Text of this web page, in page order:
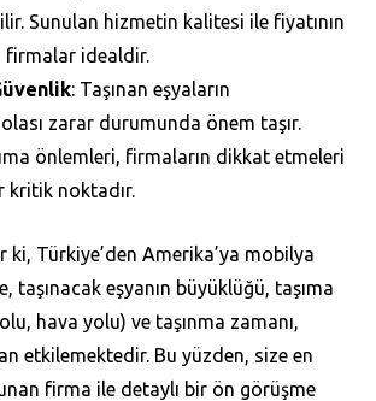
Sunulan hizmetin kalitesi ile fiyatının
firmalar idealdir.
: Taşınan eşyaların
zarar durumunda önem taşır.
önlemleri, firmaların dikkat etmeleri
kritik noktadır.
ki, Türkiye’den Amerika’ya mobilya
taşınacak eşyanın büyüklüğü, taşıma
hava yolu) ve taşınma zamanı,
etkilemektedir. Bu yüzden, size en
firma ile detaylı bir ön görüşme